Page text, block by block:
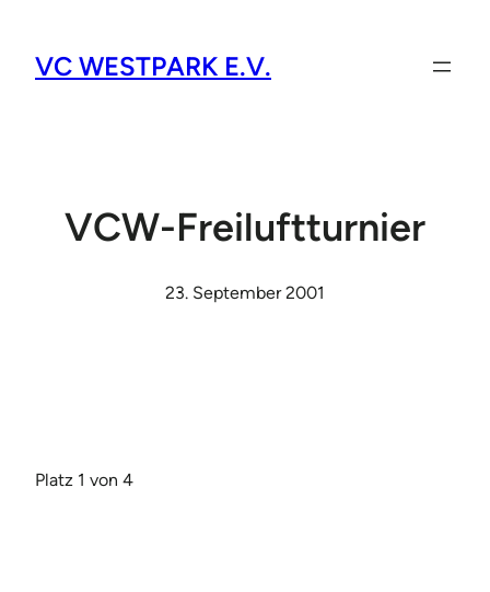
VC WESTPARK E.V.
VCW-Freiluftturnier
23. September 2001
Platz 1 von 4